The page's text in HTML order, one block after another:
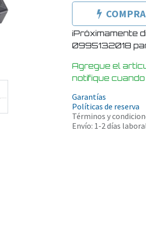
¡Próximamente
0995132018
Agregue el
notifique
Garantías
Políticas de reserva
Términos y
Envío: 1-2 días